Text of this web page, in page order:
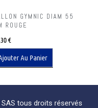
GYMNIC DIAM 55
ROUGE
€
Au Panier
SAS tous droits réservés